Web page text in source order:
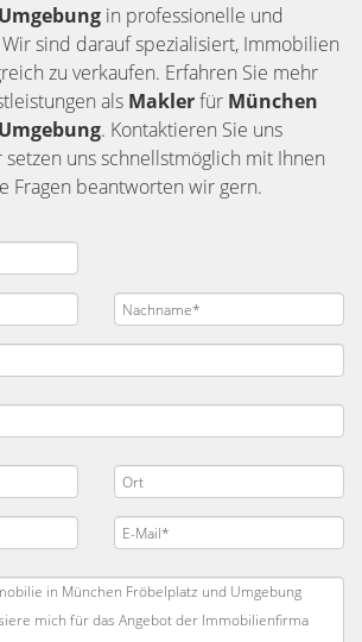
Umgebung in professionelle und
sind darauf spezialisiert, Immobilien
zu verkaufen. Erfahren Sie mehr
als Maklerfür München
Umgebung. Kontaktieren Sie uns
uns schnellstmöglich mit Ihnen
Fragen beantworten wir gern.